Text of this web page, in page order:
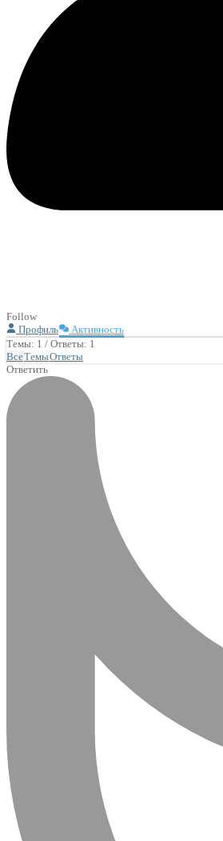
Follow
Профиль
Активность
Темы: 1 / Ответы: 1
ВсеТемыОтветы
Ответить